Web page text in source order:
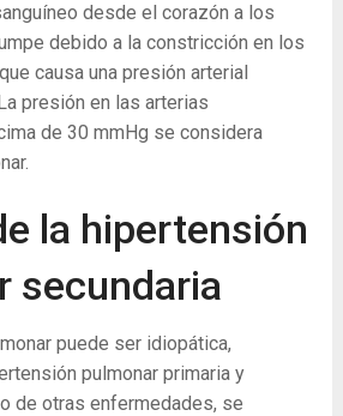
desde el corazón a los
debido a la constricción en los
causa una presión arterial
presión en las arterias
de 30 mmHg se considera
la hipertensión
secundaria
puede ser idiopática,
pulmonar primaria y
de otras enfermedades, se